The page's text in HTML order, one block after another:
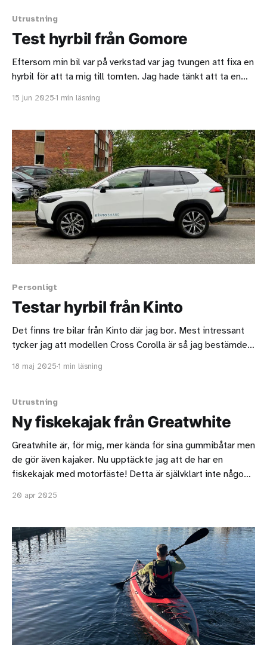
Utrustning
Test hyrbil från Gomore
Eftersom min bil var på verkstad var jag tvungen att fixa en
hyrbil för att ta mig till tomten. Jag hade tänkt att ta en
2 hos Gomore. Jag hyrde en Polestar 2 under hela april
15 jun 20251 min läsning
Personligt
Testar hyrbil från Kinto
Det finns tre bilar från Kinto där jag bor. Mest intressant
tycker jag att modellen Cross Corolla är så jag bestämde
kontrollera eventuella skador på bilen. Om det finns
med
18 maj 20251 min läsning
Utrustning
Ny fiskekajak från Greatwhite
Greatwhite är, för mig, mer kända för sina gummibåtar men
de gör även kajaker. Nu upptäckte jag att de har en
fiskekajak med motorfäste! Detta är självklart inte någon
20 apr 2025